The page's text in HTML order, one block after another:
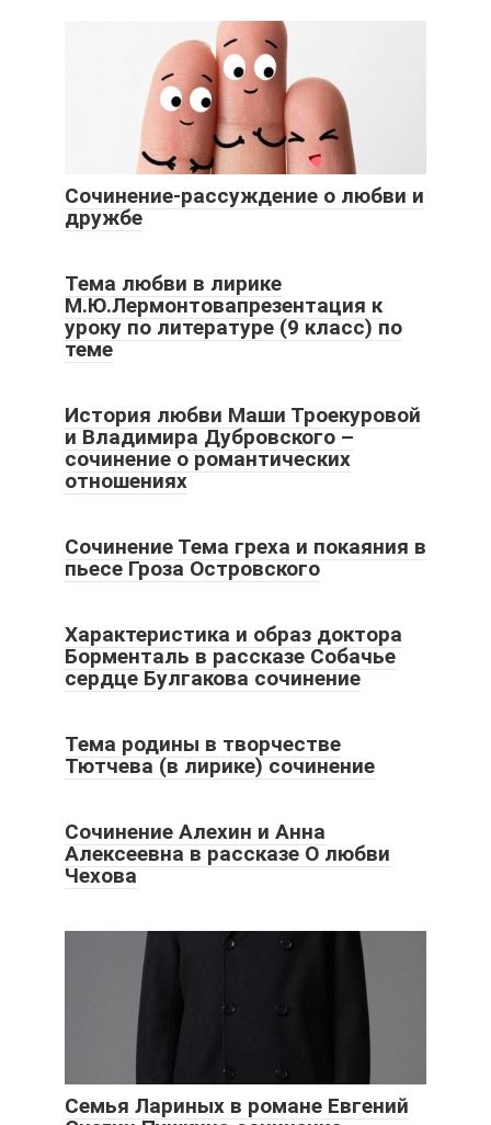
Сочинение-рассуждение о любви и
дружбе
Тема любви в лирике
М.Ю.Лермонтовапрезентация к
уроку по литературе (9 класс) по
теме
История любви Маши Троекуровой
и Владимира Дубровского –
сочинение о романтических
отношениях
Сочинение Тема греха и покаяния в
пьесе Гроза Островского
Характеристика и образ доктора
Борменталь в рассказе Собачье
сердце Булгакова сочинение
Тема родины в творчестве
Тютчева (в лирике) сочинение
Сочинение Алехин и Анна
Алексеевна в рассказе О любви
Чехова
Семья Лариных в романе Евгений